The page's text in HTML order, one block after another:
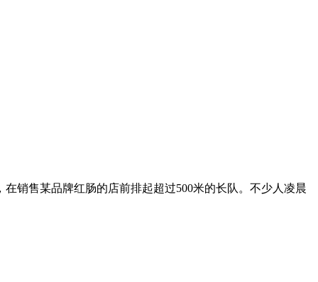
销售某品牌红肠的店前排起超过500米的长队。不少人凌晨